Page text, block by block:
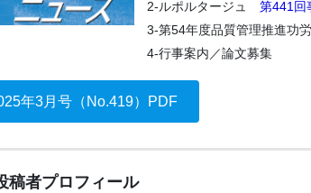
2-ルポルタージュ 第441回
3-第54年度品質管理推進功
4-行事案内／論文募集
年3月号（No.419）PDF
稿者プロフィール